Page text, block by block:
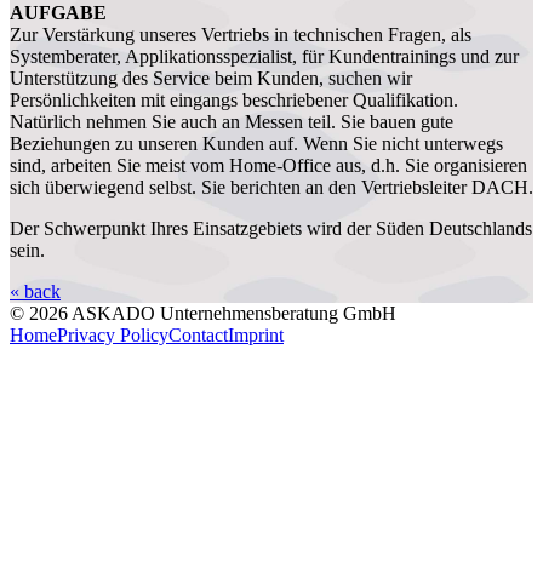
AUFGABE
Zur Verstärkung unseres Vertriebs in technischen Fragen, als
Systemberater, Applikationsspezialist, für Kundentrainings und zur
Unterstützung des Service beim Kunden, suchen wir
Persönlichkeiten mit eingangs beschriebener Qualifikation.
Natürlich nehmen Sie auch an Messen teil. Sie bauen gute
Beziehungen zu unseren Kunden auf. Wenn Sie nicht unterwegs
sind, arbeiten Sie meist vom Home-Office aus, d.h. Sie organisieren
sich überwiegend selbst. Sie berichten an den Vertriebsleiter DACH.
Der Schwerpunkt Ihres Einsatzgebiets wird der Süden Deutschlands
sein.
« back
© 2026 ASKADO Unternehmensberatung GmbH
HomePrivacy PolicyContactImprint